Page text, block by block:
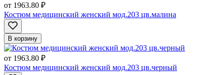
от 1963.80 ₽
Костюм медицинский женский мод.203 цв.малина
В корзину
от 1963.80 ₽
Костюм медицинский женский мод.203 цв.черный